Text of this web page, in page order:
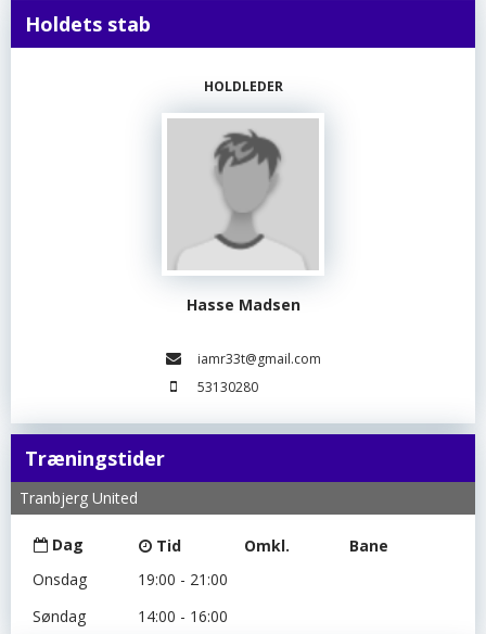
Holdets stab
HOLDLEDER
Hasse Madsen
iamr33t@gmail.com
53130280
Træningstider
Tranbjerg United
Dag Tid Omkl.
Bane
Onsdag
19:00 - 21:00
Søndag
14:00 - 16:00